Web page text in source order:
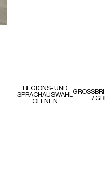
GROSSBRITANNIEN
/ GBP £
Kontakt